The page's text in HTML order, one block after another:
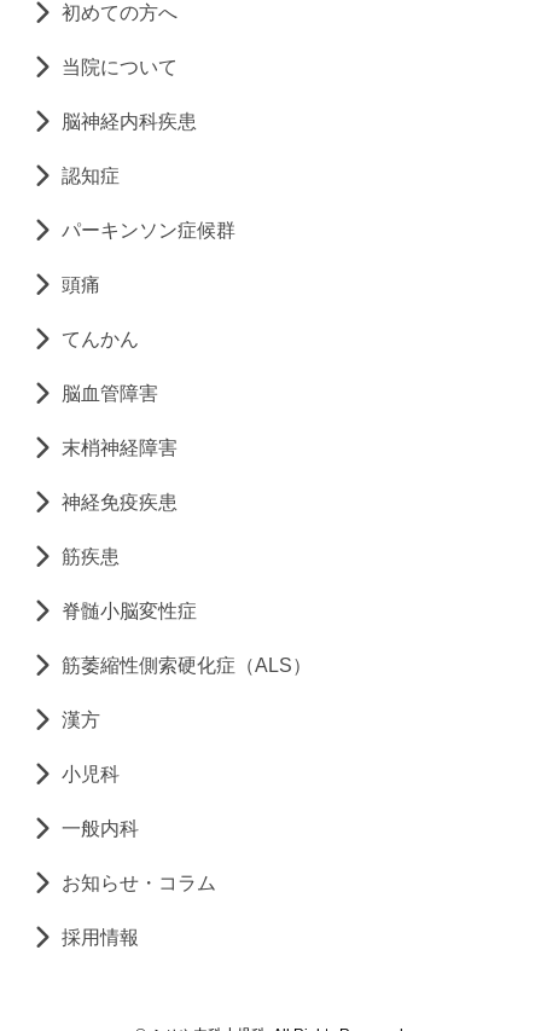
初めての方へ
当院について
脳神経内科疾患
認知症
パーキンソン症候群
頭痛
てんかん
脳血管障害
末梢神経障害
神経免疫疾患
筋疾患
脊髄小脳変性症
筋萎縮性側索硬化症（ALS）
漢方
小児科
一般内科
お知らせ・コラム
採用情報